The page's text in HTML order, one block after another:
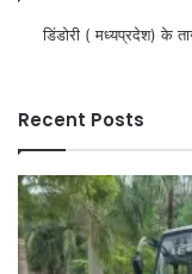
डिंडोरी ( मध्यप्रदेश) के
Recent Posts